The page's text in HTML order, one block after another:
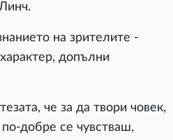
на зрителите -
допълни
че за да твори човек,
добре се чувстваш,